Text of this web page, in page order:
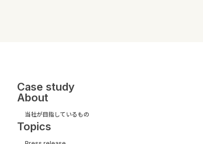
Case study
About
当社が目指しているもの
Topics